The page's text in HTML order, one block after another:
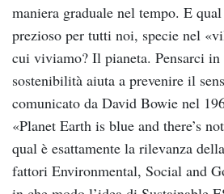
maniera graduale nel tempo. E
prezioso per tutti noi, specie nel
cui viviamo? Il pianeta. Pensarci
sostenibilità aiuta a prevenire il
comunicato da David Bowie nel
«Planet Earth is blue and there’s
qual è esattamente la rilevanza
fattori Environmental, Social and